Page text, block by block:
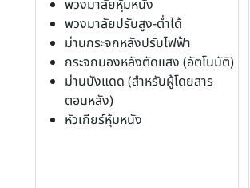
พวงมาลัยหุ้มหนัง
พวงมาลัยปรับสูง-ต่ำได้
ม่านกระจกหลังปรับไฟฟ้า
กระจกมองหลังตัดแสง (อัตโนมัติ)
ม่านบังแดด (สำหรับผู้โดยสาร
ตอนหลัง)
หัวเกียร์หุ้มหนัง